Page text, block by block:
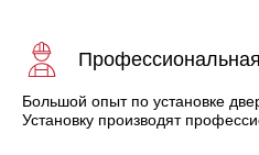
Большой опыт по установке
Установку производят